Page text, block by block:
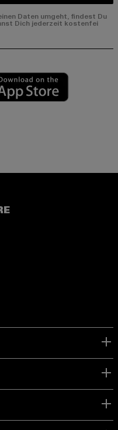
Daten umgeht, findest Du
Dich jederzeit kostenfei